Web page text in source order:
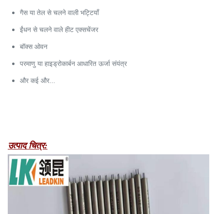
गैस या तेल से चलने वाली भट्टियाँ
ईंधन से चलने वाले हीट एक्सचेंजर
बॉक्स ओवन
परमाणु या हाइड्रोकार्बन आधारित ऊर्जा संयंत्र
और कई और...
उत्पाद चित्र: